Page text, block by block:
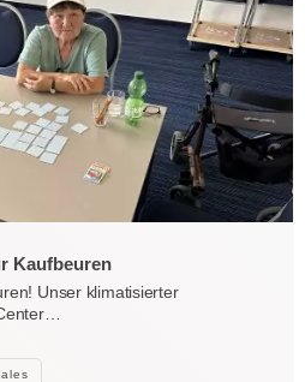
Kaufbeuren
Unser klimatisierter